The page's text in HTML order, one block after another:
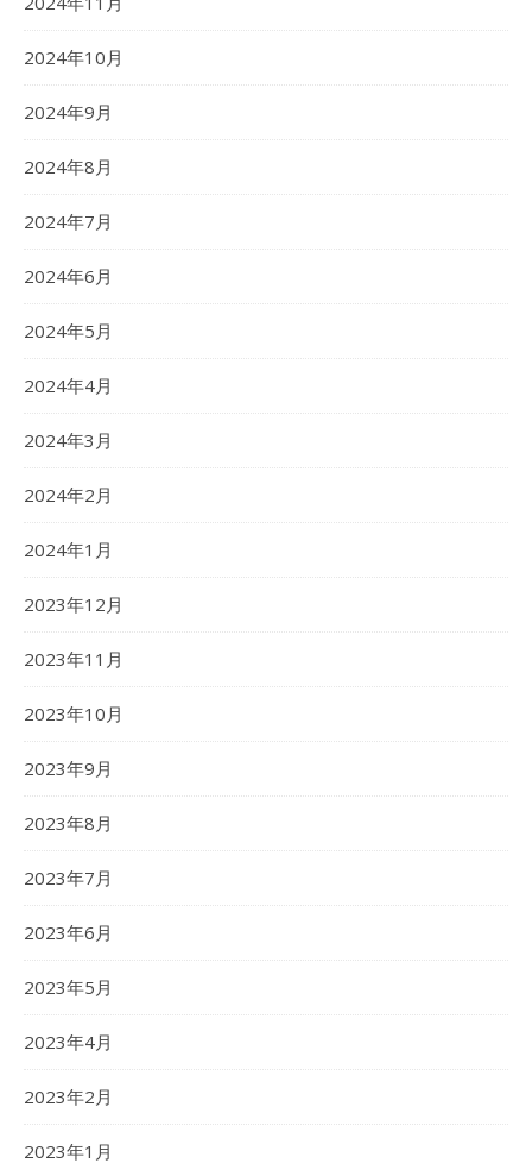
2024年10月
2024年9月
2024年8月
2024年7月
2024年6月
2024年5月
2024年4月
2024年3月
2024年2月
2024年1月
2023年12月
2023年11月
2023年10月
2023年9月
2023年8月
2023年7月
2023年6月
2023年5月
2023年4月
2023年2月
2023年1月